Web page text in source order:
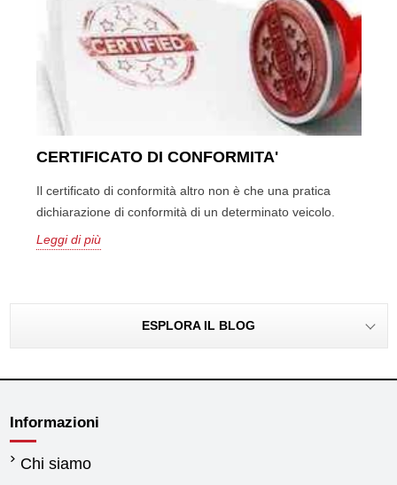
CERTIFICATO DI CONFORMITA'
Il certificato di conformità altro non è che una pratica
dichiarazione di conformità di un determinato veicolo.
Leggi di più
ESPLORA IL BLOG
Informazioni
Chi siamo